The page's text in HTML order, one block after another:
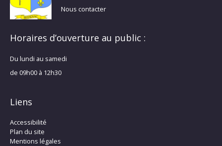
Nous contacter
Horaires d’ouverture au public :
Du lundi au samedi
de 09h00 à 12h30
Liens
Accessibilité
Plan du site
Mentions légales